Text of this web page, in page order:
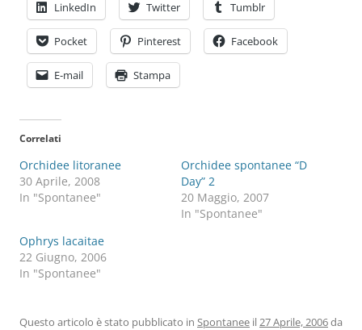
LinkedIn Twitter Tumblr
Pocket Pinterest Facebook
E-mail Stampa
Correlati
Orchidee litoranee
30 Aprile, 2008
In "Spontanee"
Orchidee spontanee “D
Day” 2
20 Maggio, 2007
In "Spontanee"
Ophrys lacaitae
22 Giugno, 2006
In "Spontanee"
Questo articolo è stato pubblicato in Spontanee il 27 Aprile, 2006da